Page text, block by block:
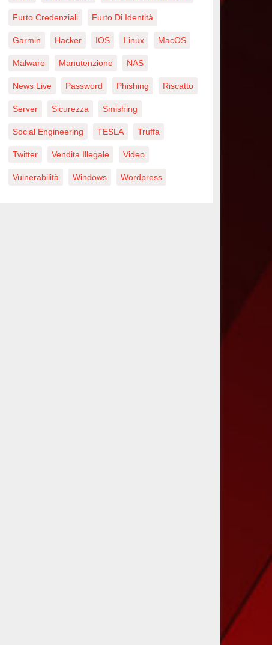
Furto Credenziali Furto Di Identità
Garmin Hacker IOS Linux MacOS
Malware Manutenzione NAS
News Live Password Phishing Riscatto
Server Sicurezza Smishing
Social Engineering TESLA Truffa
Twitter Vendita Illegale Video
Vulnerabilità Windows Wordpress